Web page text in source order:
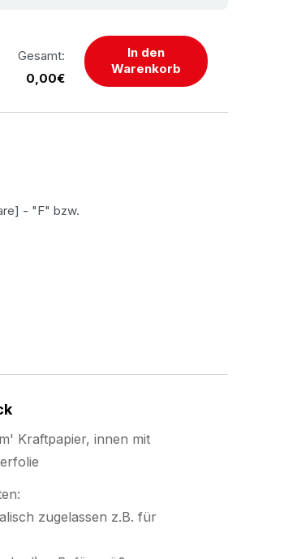
Gesamt:
0,00€
In den
Warenkorb
- "F" bzw.
Kraftpapier, innen mit
zugelassen z.B. für